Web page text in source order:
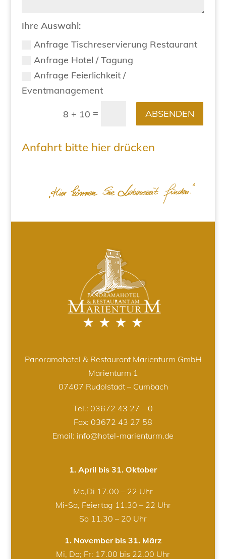
Ihre Auswahl:
Anfrage Tischreservierung Restaurant
Anfrage Hotel / Tagung
Anfrage Feierlichkeit /
Eventmanagement
8 + 10 = ABSENDEN
Anfahrt bitte hier drücken
Panoramahotel & Restaurant Marienturm GmbH
Marienturm 1
07407 Rudolstadt – Cumbach
Tel.: 03672 43 27 – 0
Fax: 03672 43 27 58
Email: info@hotel-marienturm.de
1. April bis 31. Oktober
Mo,Di 17.00 – 22 Uhr
Mi-Sa, Feiertag 11.30 – 22 Uhr
So 11.30 – 20 Uhr
1. November bis 31. März
Mi, Do; Fr: 17.00 bis 22.00 Uhr